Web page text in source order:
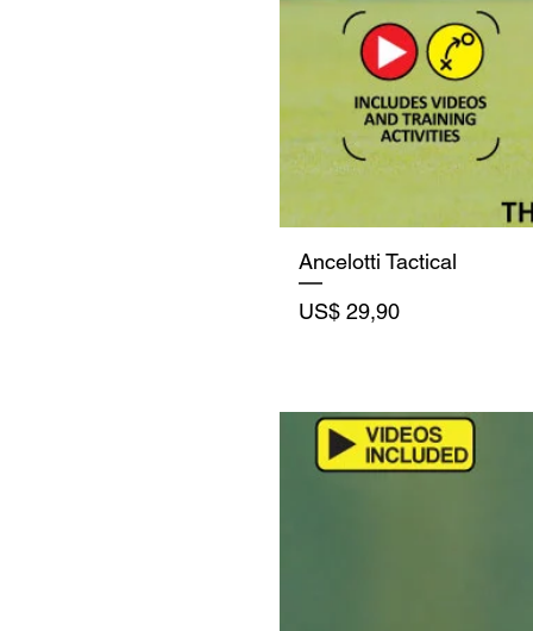
Ancelotti Tactical
Precio
US$ 29,90